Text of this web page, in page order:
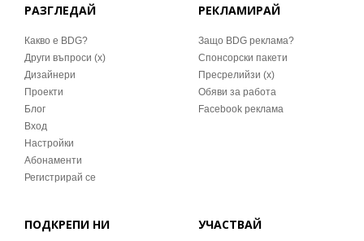
РАЗГЛЕДАЙ
Какво е BDG?
Други въпроси (x)
Дизайнери
Проекти
Блог
Вход
Настройки
Абонаменти
Регистрирай се
РЕКЛАМИРАЙ
Защо BDG реклама?
Спонсорски пакети
Пресрелийзи (x)
Обяви за работа
Facebook реклама
ПОДКРЕПИ НИ УЧАСТВАЙ